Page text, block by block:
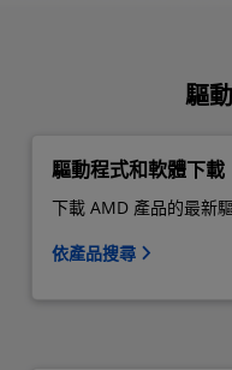
驅
驅動程式和軟體下載
下載 AMD 產品的最新
依產品搜尋